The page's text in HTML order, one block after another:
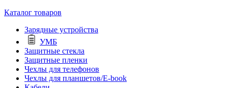
Каталог товаров
Зарядные устройства
УМБ
Защитные стекла
Защитные пленки
Чехлы для телефонов
Чехлы для планшетов/E-book